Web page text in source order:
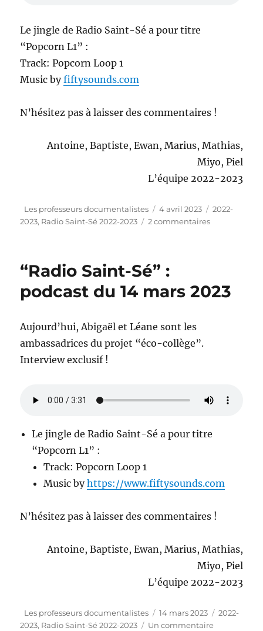
Le jingle de Radio Saint-Sé a pour titre
“Popcorn L1” :
Track: Popcorn Loop 1
Music byfiftysounds.com
N’hésitez pas à laisser des commentaires !
Antoine, Baptiste, Ewan, Marius, Mathias,
Miyo, Piel
L’équipe 2022-2023
Auteur
Les professeurs documentalistes
Publié
le
4 avril 2023 Catégories
2022-
2023, Radio Saint-Sé 2022-2023 2 commentairessur
du
“Radio Saint-Sé” :
podcast du 14 mars 2023
Aujourd’hui, Abigaël et Léane sont les
ambassadrices du projet “éco-collège”.
Interview exclusif !
Le jingle de Radio Saint-Sé a pour titre
“Popcorn L1” :
Track: Popcorn Loop 1
Music byhttps://www.fiftysounds.com
N’hésitez pas à laisser des commentaires !
Antoine, Baptiste, Ewan, Marius, Mathias,
Miyo, Piel
L’équipe 2022-2023
Auteur
Les professeurs documentalistes
Publié
le
14 mars 2023 Catégories
2022-
2023, Radio Saint-Sé 2022-2023 Un commentairesur